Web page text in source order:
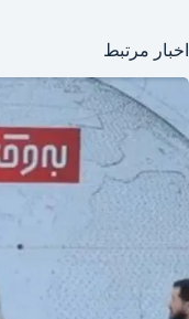
اخبار مرتبط